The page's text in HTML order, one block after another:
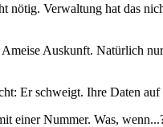
Verwaltung hat das
Auskunft. Natürlich
Er schweigt. Ihre Daten
einer Nummer. Was,